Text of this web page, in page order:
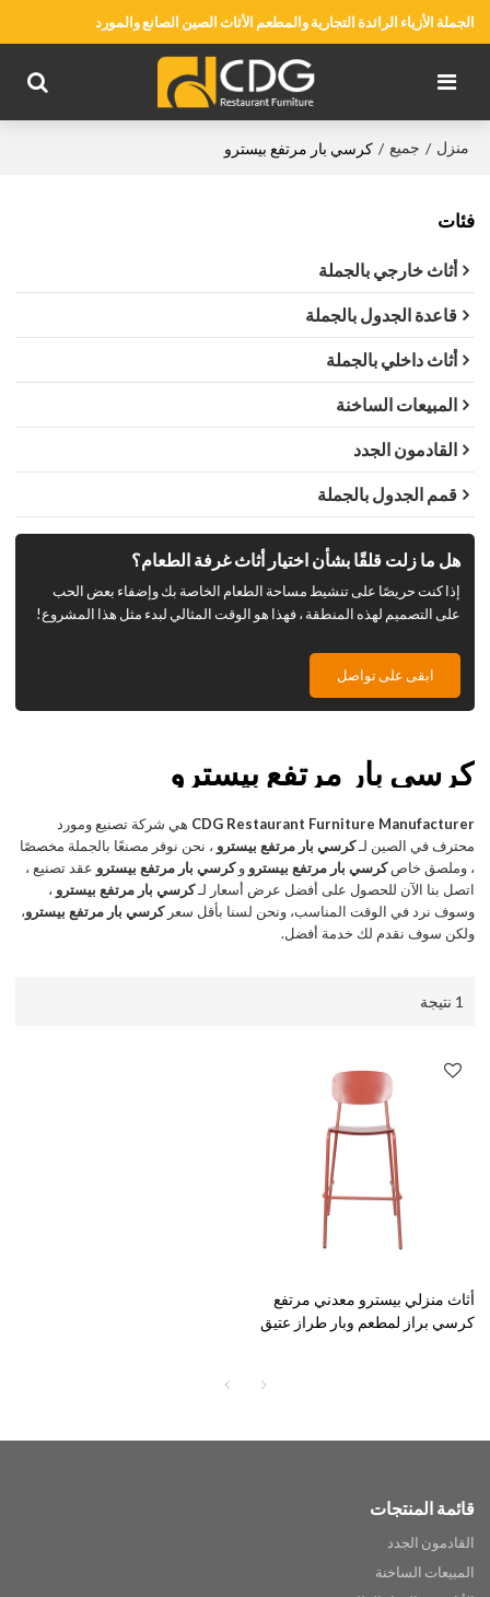
الجملة الأزياء الرائدة التجارية والمطعم الأثاث الصين الصانع والمورد
منزل / جميع / كرسي بار مرتفع بيسترو
فئات
أثاث خارجي بالجملة
قاعدة الجدول بالجملة
أثاث داخلي بالجملة
المبيعات الساخنة
القادمون الجدد
قمم الجدول بالجملة
هل ما زلت قلقًا بشأن اختيار أثاث غرفة الطعام؟
إذا كنت حريصًا على تنشيط مساحة الطعام الخاصة بك وإضفاء بعض الحب
على التصميم لهذه المنطقة ، فهذا هو الوقت المثالي لبدء مثل هذا المشروع!
ابقى على تواصل
كرسي بار مرتفع بيسترو
CDG Restaurant Furniture Manufacturer هي شركة تصنيع ومورد
محترف في الصين لـكرسي بار مرتفع بيسترو ، نحن نوفر مصنعًا بالجملة مخصصًا
، وملصق خاصكرسي بار مرتفع بيسترو وكرسي بار مرتفع بيسترو عقد تصنيع ،
اتصل بنا الآن للحصول على أفضل عرض أسعار لـكرسي بار مرتفع بيسترو ،
وسوف نرد في الوقت المناسب، ونحن لسنا بأقل سعركرسي بار مرتفع بيسترو،
ولكن سوف نقدم لك خدمة أفضل.
1 نتيجة
أثاث منزلي بيسترو معدني مرتفع
كرسي براز لمطعم وبار طراز عتيق
قائمة المنتجات
القادمون الجدد
المبيعات الساخنة